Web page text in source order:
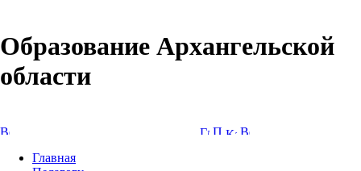
Образование Архангельской
области
Главная